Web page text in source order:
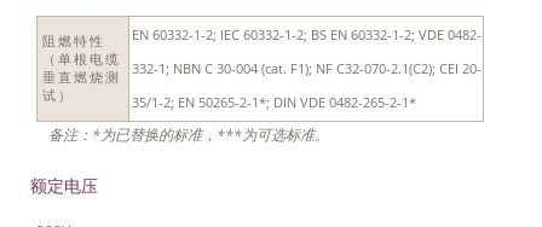
阻燃特性
（单根电缆
垂直燃烧测
试）
EN 60332-1-2; IEC 60332-1-2; BS EN 60332-1-2; VDE 0482-
332-1; NBN C 30-004 (cat. F1); NF C32-070-2.1(C2); CEI 20-
35/1-2; EN 50265-2-1*; DIN VDE 0482-265-2-1*
备注：*为已替换的标准，***为可选标准。
额定电压